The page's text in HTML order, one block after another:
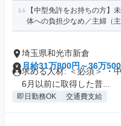
【中型免許をお持ちの方】
体への負担少なめ／主婦（
埼玉県和光市新倉
月給31万800円～36万
求める人材: ＜必須＞ ・
6月以前に取得した普...
即日勤務OK 交通費支給